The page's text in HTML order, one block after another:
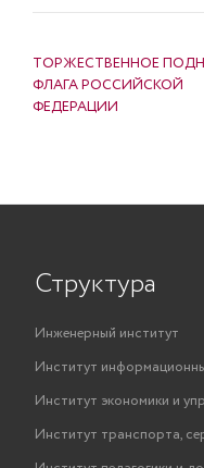
ТОРЖЕСТВЕННОЕ
ФЛАГА РОССИЙСКОЙ
ФЕДЕРАЦИИ
Структура
Инженерный институт
Институт
Институт экономики и
Институт транспорта,